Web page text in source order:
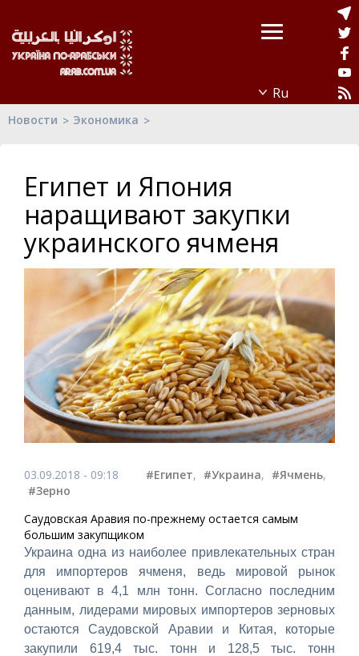
Новости Экономика
Египет и Япония
наращивают закупки
украинского ячменя
03.09.2018 - 09:18 #Египет, #Украина, #Ячмень,
#Зерно
Саудовская Аравия по-прежнему остается самым
большим закупщиком
Украина одна из наиболее привлекательных стран
для импортеров ячменя, ведь мировой рынок
оценивают в 4,1 млн тонн. Согласно последним
данным, лидерами мировых импортеров зерновых
остаются Саудовской Аравии и Китая, которые
закупили 619,4 тыс. тонн и 128,5 тыс. тонн